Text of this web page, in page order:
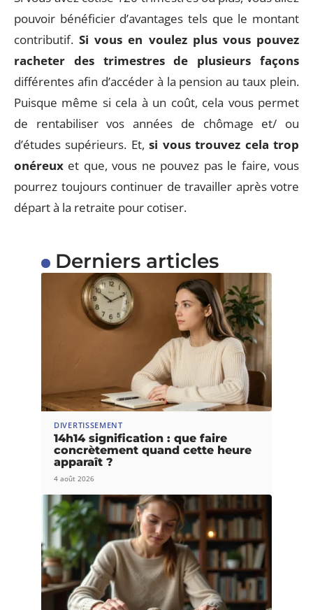
pouvoir bénéficier d’avantages tels que le montant
contributif.Si vous en voulez plus vous pouvez
racheter des trimestres de plusieurs façons
différentes afin d’accéder à la pension au taux plein.
Puisque même si cela à un coût, cela vous permet
de rentabiliser vos années de chômage et/ ou
d’études supérieurs. Et,si vous trouvez cela trop
onéreux et que, vous ne pouvez pas le faire, vous
pourrez toujours continuer de travailler après votre
départ à la retraite pour cotiser.
Derniers articles
DIVERTISSEMENT
14h14 signification : que faire
concrètement quand cette heure
apparaît ?
4 août 2026